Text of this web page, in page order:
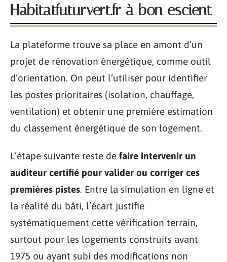
Habitatfuturvert.fr à bon escient
La plateforme trouve sa place en amont d’un
projet de rénovation énergétique, comme outil
d’orientation. On peut l’utiliser pour identifier
les postes prioritaires (isolation, chauffage,
ventilation) et obtenir une première estimation
du classement énergétique de son logement.
L’étape suivante reste de faire intervenir un
auditeur certifié pour valider ou corriger ces
premières pistes. Entre la simulation en ligne et
la réalité du bâti, l’écart justifie
systématiquement cette vérification terrain,
surtout pour les logements construits avant
1975 ou ayant subi des modifications non